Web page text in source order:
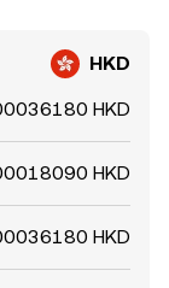
HKD
HKD
HKD
HKD